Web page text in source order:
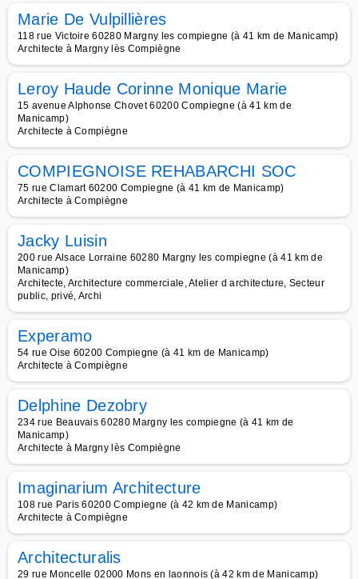
Marie De Vulpillières
118 rue Victoire 60280 Margny les compiegne (à 41 km de Manicamp)
Architecte à Margny lès Compiègne
Leroy Haude Corinne Monique Marie
15 avenue Alphonse Chovet 60200 Compiegne (à 41 km de
Manicamp)
Architecte à Compiègne
COMPIEGNOISE REHABARCHI SOC
75 rue Clamart 60200 Compiegne (à 41 km de Manicamp)
Architecte à Compiègne
Jacky Luisin
200 rue Alsace Lorraine 60280 Margny les compiegne (à 41 km de
Manicamp)
Architecte, Architecture commerciale, Atelier d architecture, Secteur
public, privé, Archi
Experamo
54 rue Oise 60200 Compiegne (à 41 km de Manicamp)
Architecte à Compiègne
Delphine Dezobry
234 rue Beauvais 60280 Margny les compiegne (à 41 km de
Manicamp)
Architecte à Margny lès Compiègne
Imaginarium Architecture
108 rue Paris 60200 Compiegne (à 42 km de Manicamp)
Architecte à Compiègne
Architecturalis
29 rue Moncelle 02000 Mons en laonnois (à 42 km de Manicamp)